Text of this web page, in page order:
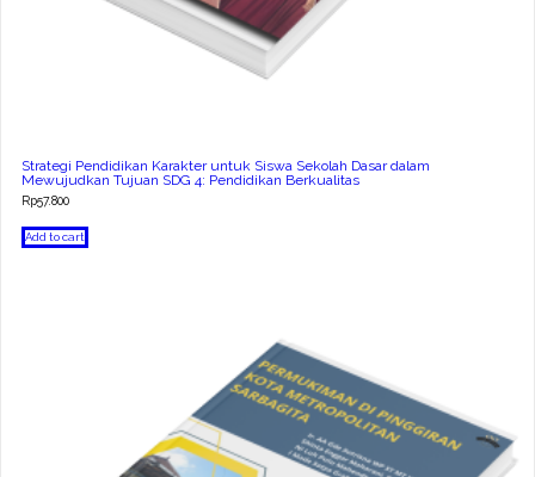
Strategi Pendidikan Karakter untuk Siswa Sekolah Dasar dalam
Mewujudkan Tujuan SDG 4: Pendidikan Berkualitas
Rp57.800
Add to cart